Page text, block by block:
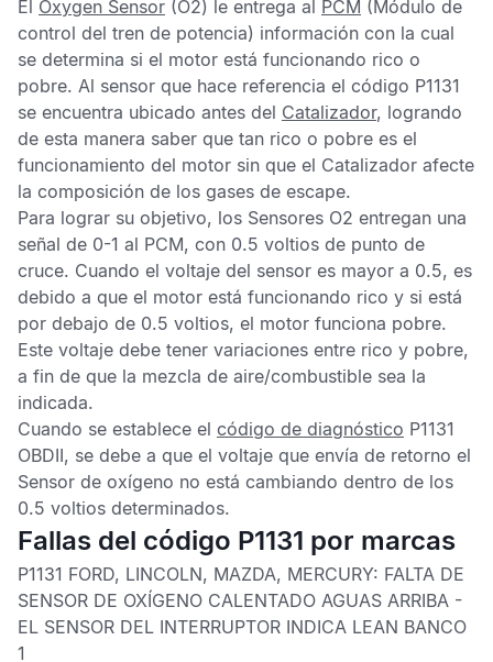
El Oxygen Sensor (O2) le entrega al PCM (Módulo de
control del tren de potencia) información con la cual
se determina si el motor está funcionando rico o
pobre. Al sensor que hace referencia el código P1131
se encuentra ubicado antes del Catalizador, logrando
de esta manera saber que tan rico o pobre es el
funcionamiento del motor sin que el Catalizador afecte
la composición de los gases de escape.
Para lograr su objetivo, los Sensores O2 entregan una
señal de 0-1 al PCM, con 0.5 voltios de punto de
cruce. Cuando el voltaje del sensor es mayor a 0.5, es
debido a que el motor está funcionando rico y si está
por debajo de 0.5 voltios, el motor funciona pobre.
Este voltaje debe tener variaciones entre rico y pobre,
a fin de que la mezcla de aire/combustible sea la
indicada.
Cuando se establece el código de diagnóstico P1131
OBDII, se debe a que el voltaje que envía de retorno el
Sensor de oxígeno no está cambiando dentro de los
0.5 voltios determinados.
Fallas del código P1131 por marcas
P1131 FORD, LINCOLN, MAZDA, MERCURY: FALTA DE
SENSOR DE OXÍGENO CALENTADO AGUAS ARRIBA -
EL SENSOR DEL INTERRUPTOR INDICA LEAN BANCO
1